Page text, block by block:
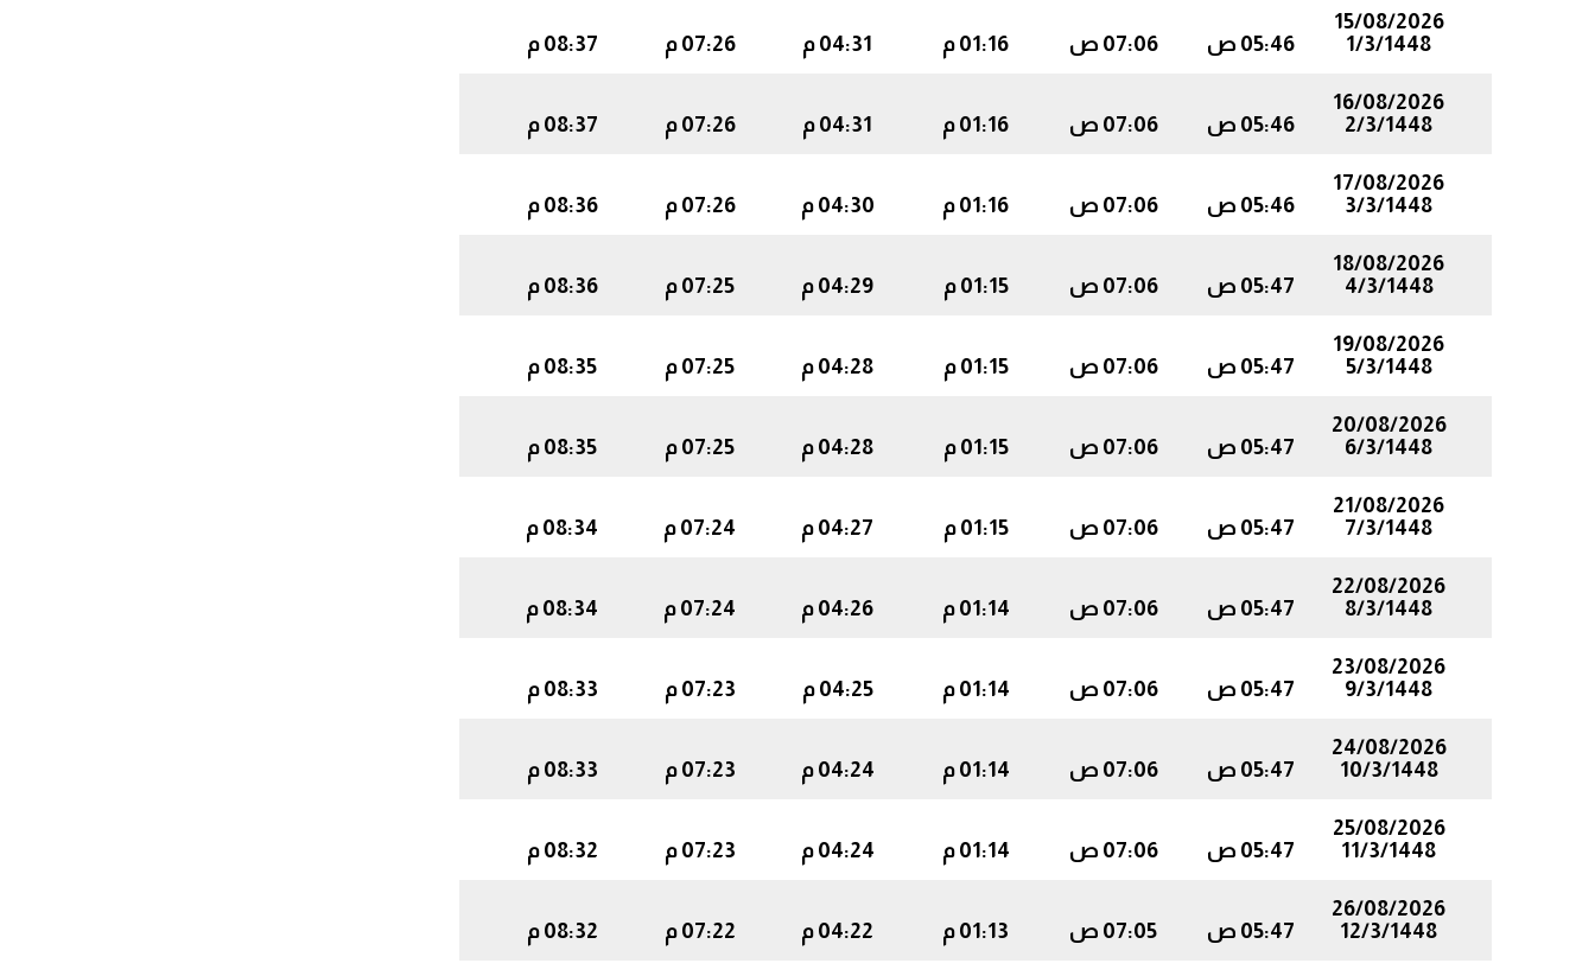
15/08/2026
1/3/1448
05:46 ص 07:06 ص 01:16 م 04:31 م 07:26 م 08:37 م
16/08/2026
2/3/1448
05:46 ص 07:06 ص 01:16 م 04:31 م 07:26 م 08:37 م
17/08/2026
3/3/1448
05:46 ص 07:06 ص 01:16 م 04:30 م 07:26 م 08:36 م
18/08/2026
4/3/1448
05:47 ص 07:06 ص 01:15 م 04:29 م 07:25 م 08:36 م
19/08/2026
5/3/1448
05:47 ص 07:06 ص 01:15 م 04:28 م 07:25 م 08:35 م
20/08/2026
6/3/1448
05:47 ص 07:06 ص 01:15 م 04:28 م 07:25 م 08:35 م
21/08/2026
7/3/1448
05:47 ص 07:06 ص 01:15 م 04:27 م 07:24 م 08:34 م
22/08/2026
8/3/1448
05:47 ص 07:06 ص 01:14 م 04:26 م 07:24 م 08:34 م
23/08/2026
9/3/1448
05:47 ص 07:06 ص 01:14 م 04:25 م 07:23 م 08:33 م
24/08/2026
10/3/1448
05:47 ص 07:06 ص 01:14 م 04:24 م 07:23 م 08:33 م
25/08/2026
11/3/1448
05:47 ص 07:06 ص 01:14 م 04:24 م 07:23 م 08:32 م
26/08/2026
12/3/1448
05:47 ص 07:05 ص 01:13 م 04:22 م 07:22 م 08:32 م